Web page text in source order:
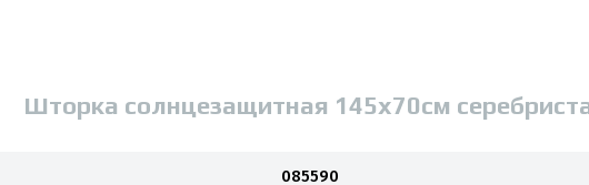
Шторка солнцезащитная 145х70см
085590